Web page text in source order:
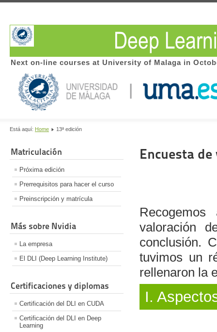
Next on-line courses at University of Malaga in
Está aquí: Home 13ª edición
Matriculación
Próxima edición
Prerrequisitos para hacer el curso
Preinscripción y matrícula
Más sobre Nvidia
La empresa
El DLI (Deep Learning Institute)
Certificaciones y diplomas
Certificación del DLI en CUDA
Certificación del DLI en Deep
Learning
Encuesta
valoración
conclusión.
tuvimos un
rellenaron la
I.